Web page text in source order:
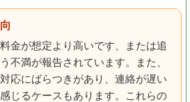
金が想定より高いです、または追
不満が報告されています。また、
応にばらつきがあり、連絡が遅い
じるケースもあります。これらの